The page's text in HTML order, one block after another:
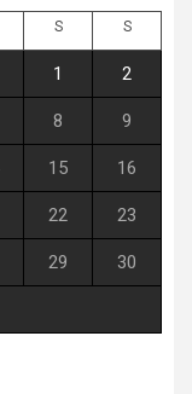
S S
1 2
8 9
15 16
22 23
29 30